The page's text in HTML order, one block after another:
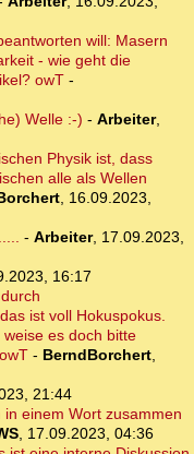
will: Masern
- wie geht die
owT -
Welle :-) - Arbeiter,
Physik ist, dass
alle als Wellen
16.09.2023,
- Arbeiter, 17.09.2023,
16:17
ist voll Hokuspokus.
weise es doch bitte
- BerndBorchert
21:44
einem Wort zusammen
17.09.2023, 04:36